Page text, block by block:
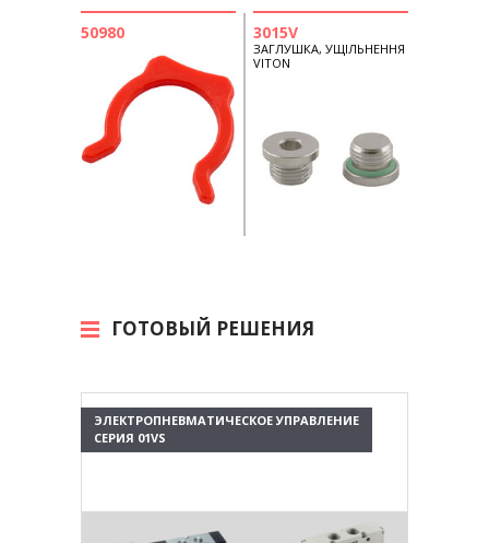
ГОТОВЫЙ РЕШЕНИЯ
ЭЛЕКТРОПНЕВМАТИЧЕСКОЕ УПРАВЛЕНИЕ
СЕРИЯ 01VS
50980 3015V
ЗАГЛУШКА, УЩІЛЬНЕННЯ
VITON